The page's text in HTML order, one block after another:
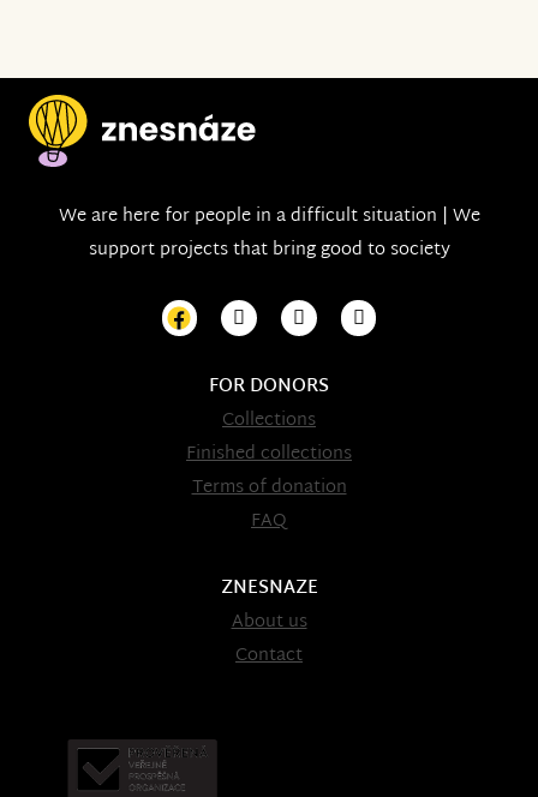
We are here for people in a difficult situation | We
support projects that bring good to society
FOR DONORS
Collections
Finished collections
Terms of donation
FAQ
ZNESNAZE
About us
Contact